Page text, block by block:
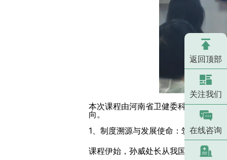
本次课程由河南省卫健委科教处处长
向。
1、制度溯源与发展使命：筑牢职业初
课程伊始，孙威处长从我国住院医师
返回顶部
关注我们
在线咨询